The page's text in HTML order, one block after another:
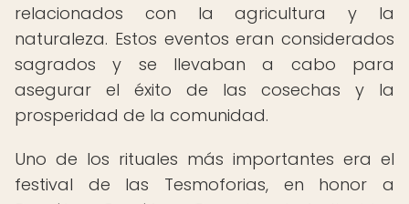
relacionados con la agricultura y la
naturaleza. Estos eventos eran considerados
sagrados y se llevaban a cabo para
asegurar el éxito de las cosechas y la
prosperidad de la comunidad.
Uno de los rituales más importantes era el
festival de las Tesmoforias, en honor a